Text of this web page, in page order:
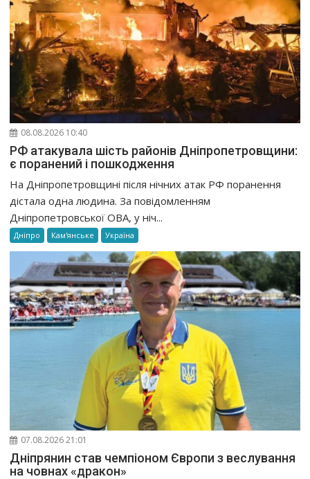
08.08.2026 10:40
РФ атакувала шість районів Дніпропетровщини:
є поранений і пошкодження
На Дніпропетровщині після нічних атак РФ поранення
дістала одна людина. За повідомленням
Дніпропетровської ОВА, у ніч...
Дніпро Кам'янське Україна
07.08.2026 21:01
Дніпрянин став чемпіоном Європи з веслування
на човнах «дракон»